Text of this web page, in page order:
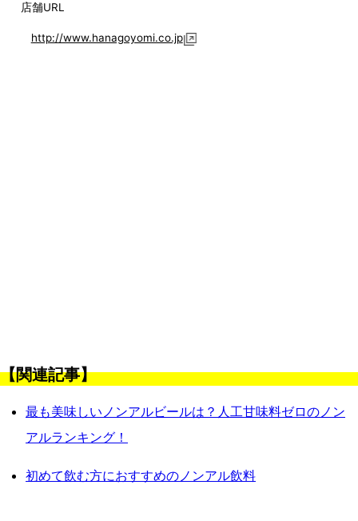
店舗URL
http://www.hanagoyomi.co.jp
【関連記事】
最も美味しいノンアルビールは？人工甘味料ゼロのノン
アルランキング！
初めて飲む方におすすめのノンアル飲料